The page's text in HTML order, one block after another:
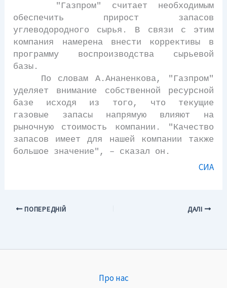
"Газпром" считает необходимым
обеспечить прирост запасов
углеводородного сырья. В связи с этим
компания намерена внести коррективы в
программу воспроизводства сырьевой
базы.
По словам А.Ананенкова, "Газпром"
уделяет внимание собственной ресурсной
базе исходя из того, что текущие
газовые запасы напрямую влияют на
рыночную стоимость компании. "Качество
запасов имеет для нашей компании также
большое значение", – сказал он.
СИА
ПОПЕРЕДНІЙ ДАЛІ
Про нас